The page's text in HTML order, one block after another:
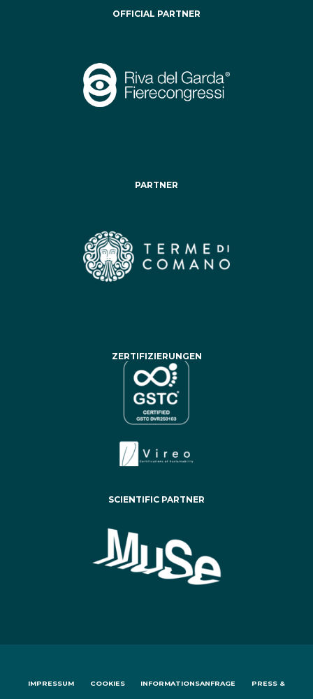
OFFICIAL PARTNER
PARTNER
ZERTIFIZIERUNGEN
SCIENTIFIC PARTNER
IMPRESSUM COOKIES INFORMATIONSANFRAGE PRESS &